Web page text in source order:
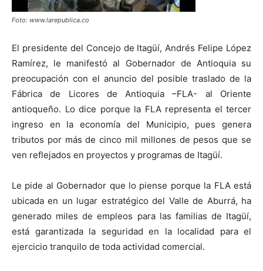
Foto: www.larepublica.co
El presidente del Concejo de Itagüí, Andrés Felipe López
Ramírez, le manifestó al Gobernador de Antioquia su
preocupación con el anuncio del posible traslado de la
Fábrica de Licores de Antioquia –FLA- al Oriente
antioqueño. Lo dice porque la FLA representa el tercer
ingreso en la economía del Municipio, pues genera
tributos por más de cinco mil millones de pesos que se
ven reflejados en proyectos y programas de Itagüí.
Le pide al Gobernador que lo piense porque la FLA está
ubicada en un lugar estratégico del Valle de Aburrá, ha
generado miles de empleos para las familias de Itagüí,
está garantizada la seguridad en la localidad para el
ejercicio tranquilo de toda actividad comercial.